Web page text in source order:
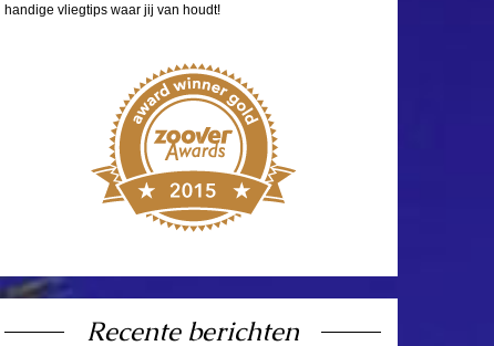
handige vliegtips waar jij van houdt!
Recente berichten